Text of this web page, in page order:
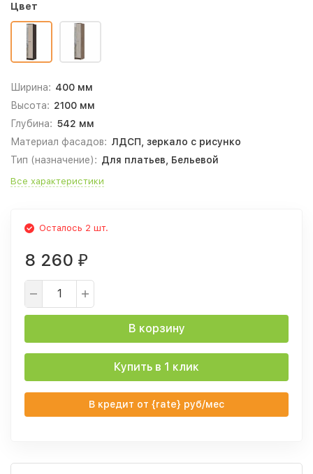
Цвет
Ширина: 400 мм
Высота: 2100 мм
Глубина: 542 мм
Материал фасадов: ЛДСП, зеркало с рисунко
Тип (назначение): Для платьев, Бельевой
Все характеристики
Осталось 2 шт.
8 260 ₽
В корзину
Купить в 1 клик
В кредит от {rate} руб/мес